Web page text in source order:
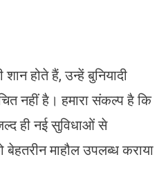
होते हैं, उन्हें बुनियादी
नहीं है। हमारा संकल्प है कि
ही नई सुविधाओं से
माहौल उपलब्ध कराया